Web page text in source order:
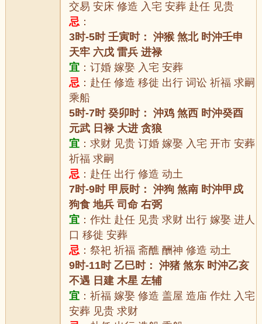
交易 安床 修造 入宅 安葬 赴任 见贵
忌 ：
3时-5时 壬寅时： 沖猴 煞北 时沖壬申
天牢 六戊 雷兵 进禄
宜 ：订婚 嫁娶 入宅 安葬
忌 ：赴任 修造 移徙 出行 词讼 祈福 求嗣
乘船
5时-7时 癸卯时： 沖鸡 煞西 时沖癸酉
元武 日禄 大进 贪狼
宜 ：求财 见贵 订婚 嫁娶 入宅 开市 安葬
祈福 求嗣
忌 ：赴任 出行 修造 动土
7时-9时 甲辰时： 沖狗 煞南 时沖甲戍
狗食 地兵 司命 右弼
宜 ：作灶 赴任 见贵 求财 出行 嫁娶 进人
口 移徙 安葬
忌 ：祭祀 祈福 斋醮 酬神 修造 动土
9时-11时 乙巳时： 沖猪 煞东 时沖乙亥
不遇 日建 木星 左辅
宜 ：祈福 嫁娶 修造 盖屋 造庙 作灶 入宅
安葬 见贵 求财